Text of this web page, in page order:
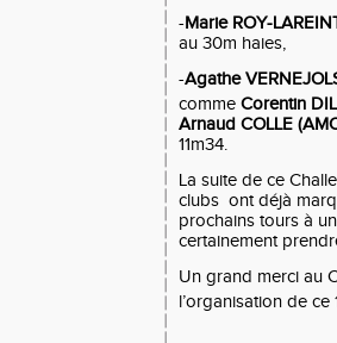
-Marie ROY-
au 30m haies,
-Agathe
comme Corentin
Arnaud COLLE
11m34.
La suite de ce
clubs ont déjà
prochains tours à
certainement
Un grand merci au
l’organisation de ce